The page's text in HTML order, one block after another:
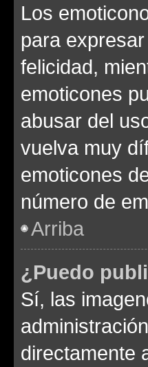
Los
para
felicidad,
emoticones
abusar del
vuelva muy
emoticones
número de
Arriba
¿Puedo
Sí, las
directamente